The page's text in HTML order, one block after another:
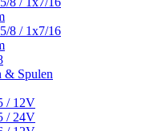
8 / 1x7/16
& Spulen
/ 12V
/ 24V